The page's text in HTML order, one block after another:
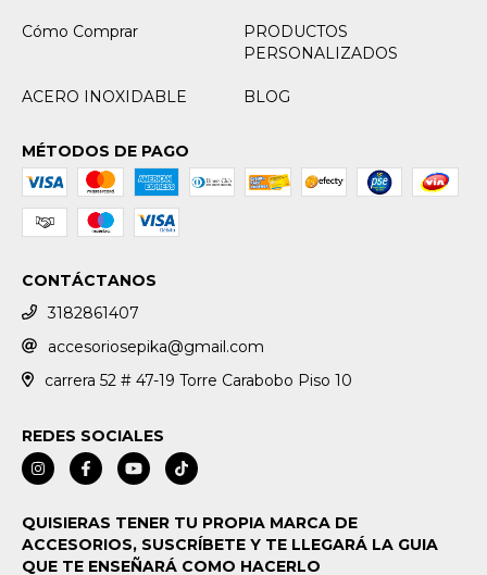
Cómo Comprar
PRODUCTOS
PERSONALIZADOS
ACERO INOXIDABLE BLOG
MÉTODOS DE PAGO
CONTÁCTANOS
3182861407
accesoriosepika@gmail.com
carrera 52 # 47-19 Torre Carabobo Piso 10
REDES SOCIALES
QUISIERAS TENER TU PROPIA MARCA DE
ACCESORIOS, SUSCRÍBETE Y TE LLEGARÁ LA GUIA
QUE TE ENSEÑARÁ COMO HACERLO